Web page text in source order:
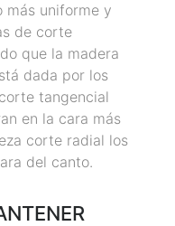
más uniforme y
de corte
que la madera
dada por los
tangencial
en la cara más
corte radial los
del canto.